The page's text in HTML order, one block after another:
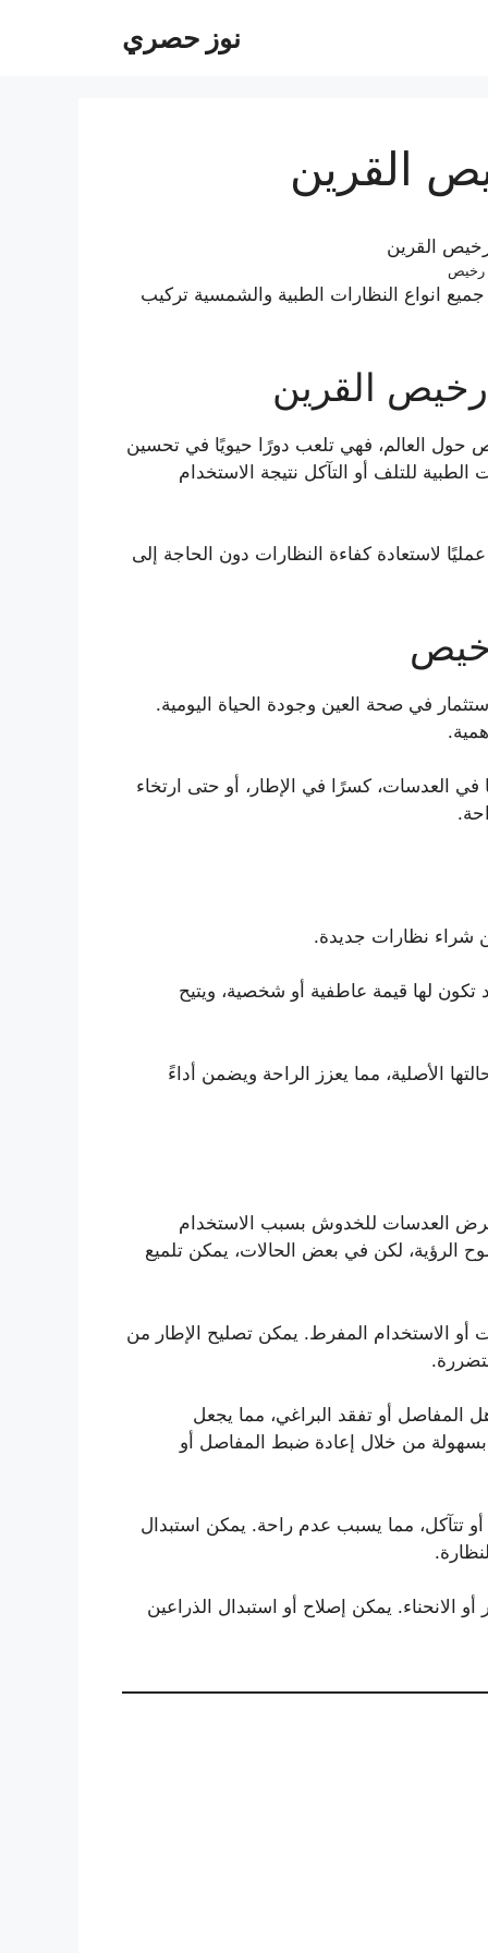
نوز حصري
القرين
رخيص
انواع النظارات الطبية والشمسية تركيب
القرين
حول العالم، فهي تلعب دورًا حيويًا في تحسين
للتلف أو التآكل نتيجة الاستخدام
لاستعادة كفاءة النظارات دون الحاجة إلى
في صحة العين وجودة الحياة اليومية.
العدسات، كسرًا في الإطار، أو حتى ارتخاء
شراء نظارات جديدة.
لها قيمة عاطفية أو شخصية، ويتيح
الأصلية، مما يعزز الراحة ويضمن أداءً
العدسات للخدوش بسبب الاستخدام
الرؤية، لكن في بعض الحالات، يمكن تلميع
أو الاستخدام المفرط. يمكن تصليح الإطار من
المفاصل أو تفقد البراغي، مما يجعل
بسهولة من خلال إعادة ضبط المفاصل أو
أو تتآكل، مما يسبب عدم راحة. يمكن استبدال
الانحناء. يمكن إصلاح أو استبدال الذراعين